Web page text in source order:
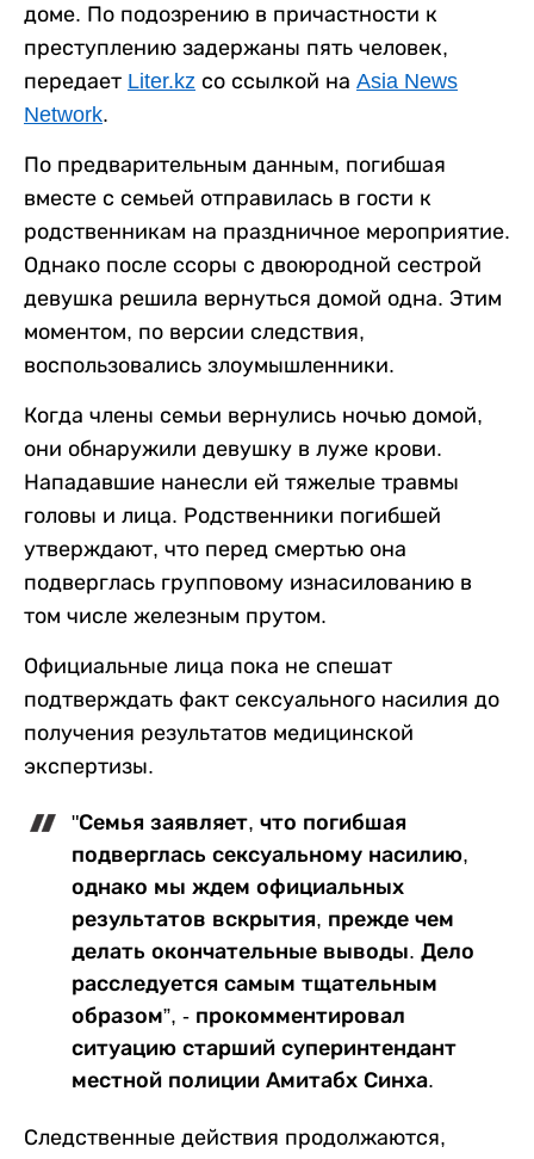
доме. По подозрению в причастности к
преступлению задержаны пять человек,
передает Liter.kz со ссылкой на Asia News
Network.
По предварительным данным, погибшая
вместе с семьей отправилась в гости к
родственникам на праздничное мероприятие.
Однако после ссоры с двоюродной сестрой
девушка решила вернуться домой одна. Этим
моментом, по версии следствия,
воспользовались злоумышленники.
Когда члены семьи вернулись ночью домой,
они обнаружили девушку в луже крови.
Нападавшие нанесли ей тяжелые травмы
головы и лица. Родственники погибшей
утверждают, что перед смертью она
подверглась групповому изнасилованию в
том числе железным прутом.
Официальные лица пока не спешат
подтверждать факт сексуального насилия до
получения результатов медицинской
экспертизы.
"Семья заявляет, что погибшая
подверглась сексуальному насилию,
однако мы ждем официальных
результатов вскрытия, прежде чем
делать окончательные выводы. Дело
расследуется самым тщательным
образом”, - прокомментировал
ситуацию старший суперинтендант
местной полиции Амитабх Синха.
Следственные действия продолжаются,